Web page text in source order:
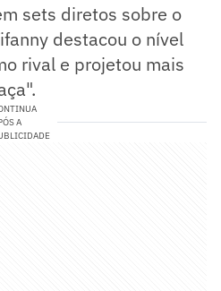
sets diretos sobre o
destacou o nível
rival e projetou mais
A